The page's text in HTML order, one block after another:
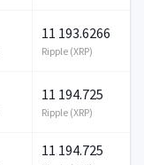
11 193.6266
Ripple (XRP)
11 194.725
Ripple (XRP)
11 194.725